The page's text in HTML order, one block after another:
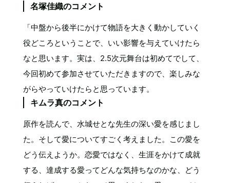
名塚佳織のコメント
「中盤から後半にかけて物語を大きく動かしていく
役どころということで、いい影響を与えていけたら
なと思います。実は、2.5次元舞台は初めてでして、
今回初めて参加させていただきますので、楽しみな
がらやっていけたらと思っています。
キムラ真のコメント
原作を読んで、水城せとな先生の深い愛を感じまし
た。そして愛についてすごく考えました。この愛を
どう伝えようか。恋愛ではなく、生涯をかけて成就
する、達成する愛ってどんな気持ちなのかな、どう